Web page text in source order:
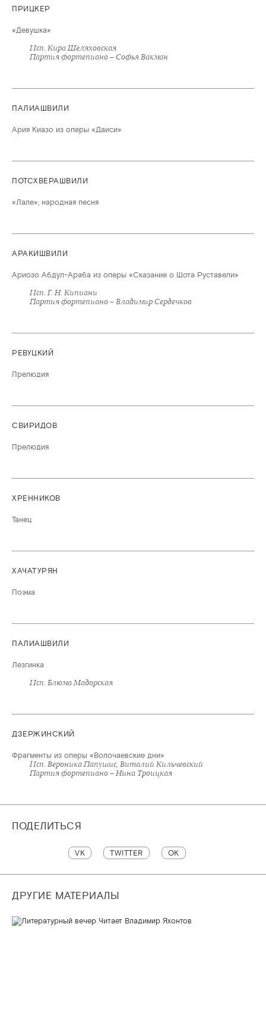
ПРИЦКЕР
«Девушка»
Исп. Кира Шеляховская
Партия фортепиано – Софья Вакман
ПАЛИАШВИЛИ
Ария Киазо из оперы «Даиси»
ПОТСХВЕРАШВИЛИ
«Лале», народная песня
АРАКИШВИЛИ
Ариозо Абдул-Араба из оперы «Сказание о Шота Руставели»
Исп. Г. Н. Кипиани
Партия фортепиано – Владимир Сердечков
РЕВУЦКИЙ
Прелюдия
СВИРИДОВ
Прелюдия
ХРЕННИКОВ
Танец
ХАЧАТУРЯН
Поэма
ПАЛИАШВИЛИ
Лезгинка
Исп. Блюма Мадорская
ДЗЕРЖИНСКИЙ
Фрагменты из оперы «Волочаевские дни»
Исп. Вероника Папушис, Виталий Кильчевский
Партия фортепиано – Нина Троицкая
ПОДЕЛИТЬСЯ
VK TWITTER OK
ДРУГИЕ МАТЕРИАЛЫ